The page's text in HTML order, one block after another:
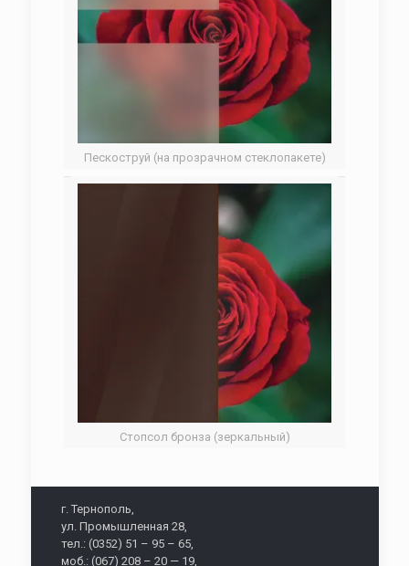
Пескоструй (на прозрачном стеклопакете)
Стопсол бронза (зеркальный)
г. Тернополь,
ул. Промышленная 28,
тел.: (0352) 51 – 95 – 65,
моб.: (067) 208 – 20 — 19,